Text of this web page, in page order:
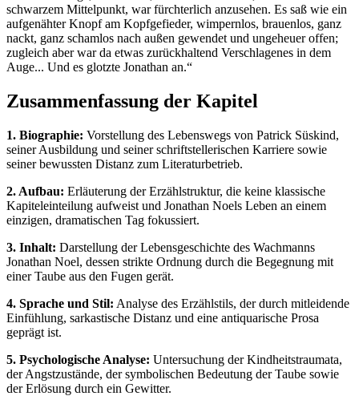
schwarzem Mittelpunkt, war fürchterlich anzusehen. Es saß wie ein
aufgenähter Knopf am Kopfgefieder, wimpernlos, brauenlos, ganz
nackt, ganz schamlos nach außen gewendet und ungeheuer offen;
zugleich aber war da etwas zurückhaltend Verschlagenes in dem
Auge... Und es glotzte Jonathan an.“
Zusammenfassung der Kapitel
1. Biographie: Vorstellung des Lebenswegs von Patrick Süskind,
seiner Ausbildung und seiner schriftstellerischen Karriere sowie
seiner bewussten Distanz zum Literaturbetrieb.
2. Aufbau: Erläuterung der Erzählstruktur, die keine klassische
Kapiteleinteilung aufweist und Jonathan Noels Leben an einem
einzigen, dramatischen Tag fokussiert.
3. Inhalt: Darstellung der Lebensgeschichte des Wachmanns
Jonathan Noel, dessen strikte Ordnung durch die Begegnung mit
einer Taube aus den Fugen gerät.
4. Sprache und Stil: Analyse des Erzählstils, der durch mitleidende
Einfühlung, sarkastische Distanz und eine antiquarische Prosa
geprägt ist.
5. Psychologische Analyse: Untersuchung der Kindheitstraumata,
der Angstzustände, der symbolischen Bedeutung der Taube sowie
der Erlösung durch ein Gewitter.